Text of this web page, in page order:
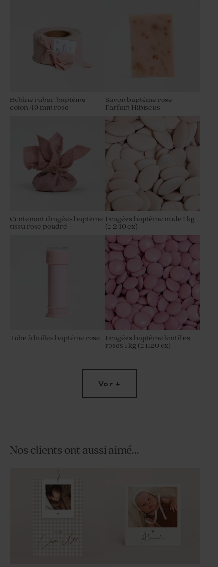
Bobine ruban baptême
coton 40 mm rose
Savon baptême rose -
Parfum Hibiscus
Contenant dragées baptême
tissu rose poudré
Dragées baptême nude 1 kg
(± 240 ex)
Tube à bulles baptême rose
Dragées baptême lentilles
roses 1 kg (± 1120 ex)
Limited
Voir +
Nos clients ont aussi aimé...